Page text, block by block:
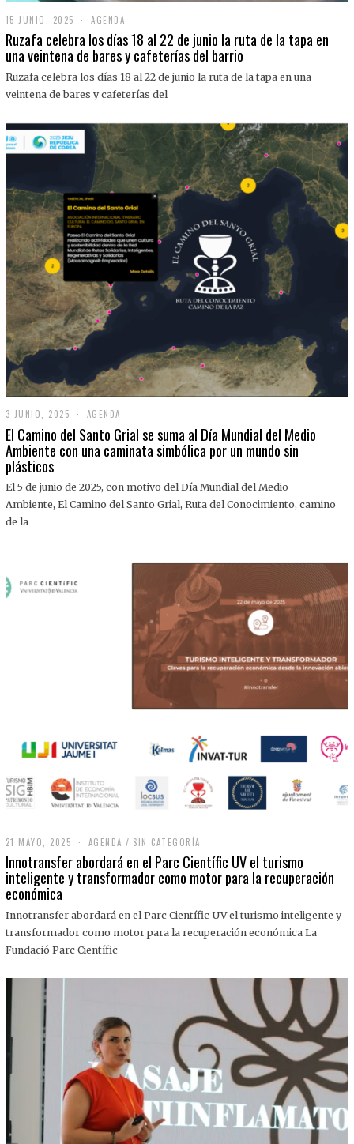
15 JUNIO, 2025
J
U
I
O
0
2
5
AGENDA
Ruzafa celebra los días 18 al 22 de junio la ruta de la tapa en
una veintena de bares y cafeterías del barrio
Ruzafa celebra los días 18 al 22 de junio la ruta de la tapa en una
veintena de bares y cafeterías del
3 JUNIO, 2025
J
U
N
,
0
AGENDA
El Camino del Santo Grial se suma al Día Mundial del Medio
Ambiente con una caminata simbólica por un mundo sin
plásticos
El 5 de junio de 2025, con motivo del Día Mundial del Medio
Ambiente, El Camino del Santo Grial, Ruta del Conocimiento, camino
de la
21 MAYO, 2025
M
A
Y
,
0
2
AGENDA / SIN CATEGORÍA
Innotransfer abordará en el Parc Científic UV el turismo
inteligente y transformador como motor para la recuperación
económica
Innotransfer abordará en el Parc Científic UV el turismo inteligente y
transformador como motor para la recuperación económica La
Fundació Parc Científic